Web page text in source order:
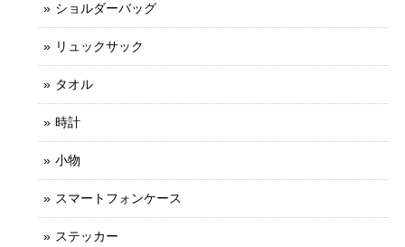
ショルダーバッグ
リュックサック
タオル
時計
小物
スマートフォンケース
ステッカー